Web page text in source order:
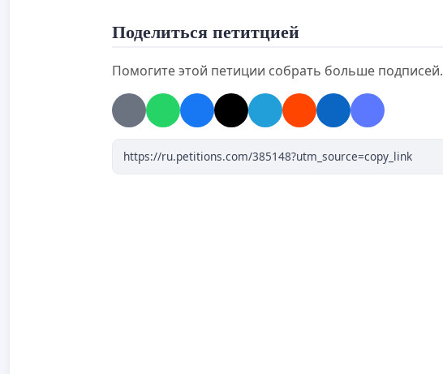
Поделиться петитцией
Помогите этой петиции собрать больше подписей.